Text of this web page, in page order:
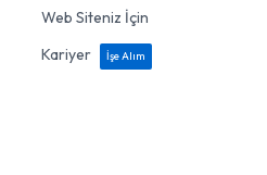
Web Siteniz İçin
Kariyer
İşe Alım